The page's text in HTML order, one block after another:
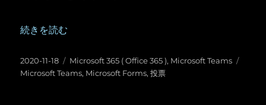
“Microsoft Teams ：会議中に Microsoft Forms を使って
続きを読む
投
稿
2020-11-18
カ
テ
Microsoft 365 ( Office 365 ), Microsoft Teams
Microsoft Teams, Microsoft Forms,投票